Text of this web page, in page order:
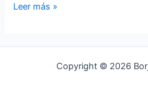
Leer más »
Copyright © 2026